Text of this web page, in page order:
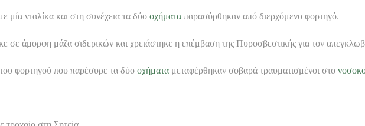
μία νταλίκα και στη συνέχεια τα δύο οχήματα παρασύρθηκαν από διερχόμενο φορτηγό.
σε άμορφη μάζα σιδερικών και χρειάστηκε η επέμβαση της Πυροσβεστικής για τον
φορτηγού που παρέσυρε τα δύο οχήματα μεταφέρθηκαν σοβαρά τραυματισμένοι στο